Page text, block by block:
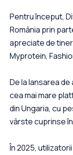
Pentru început,
România prin
apreciate de
Myprotein,
De la lansarea
cea mai mare
din Ungaria, cu
vârste cuprinse
În 2025,